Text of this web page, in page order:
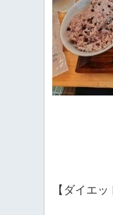
【ダイエッ